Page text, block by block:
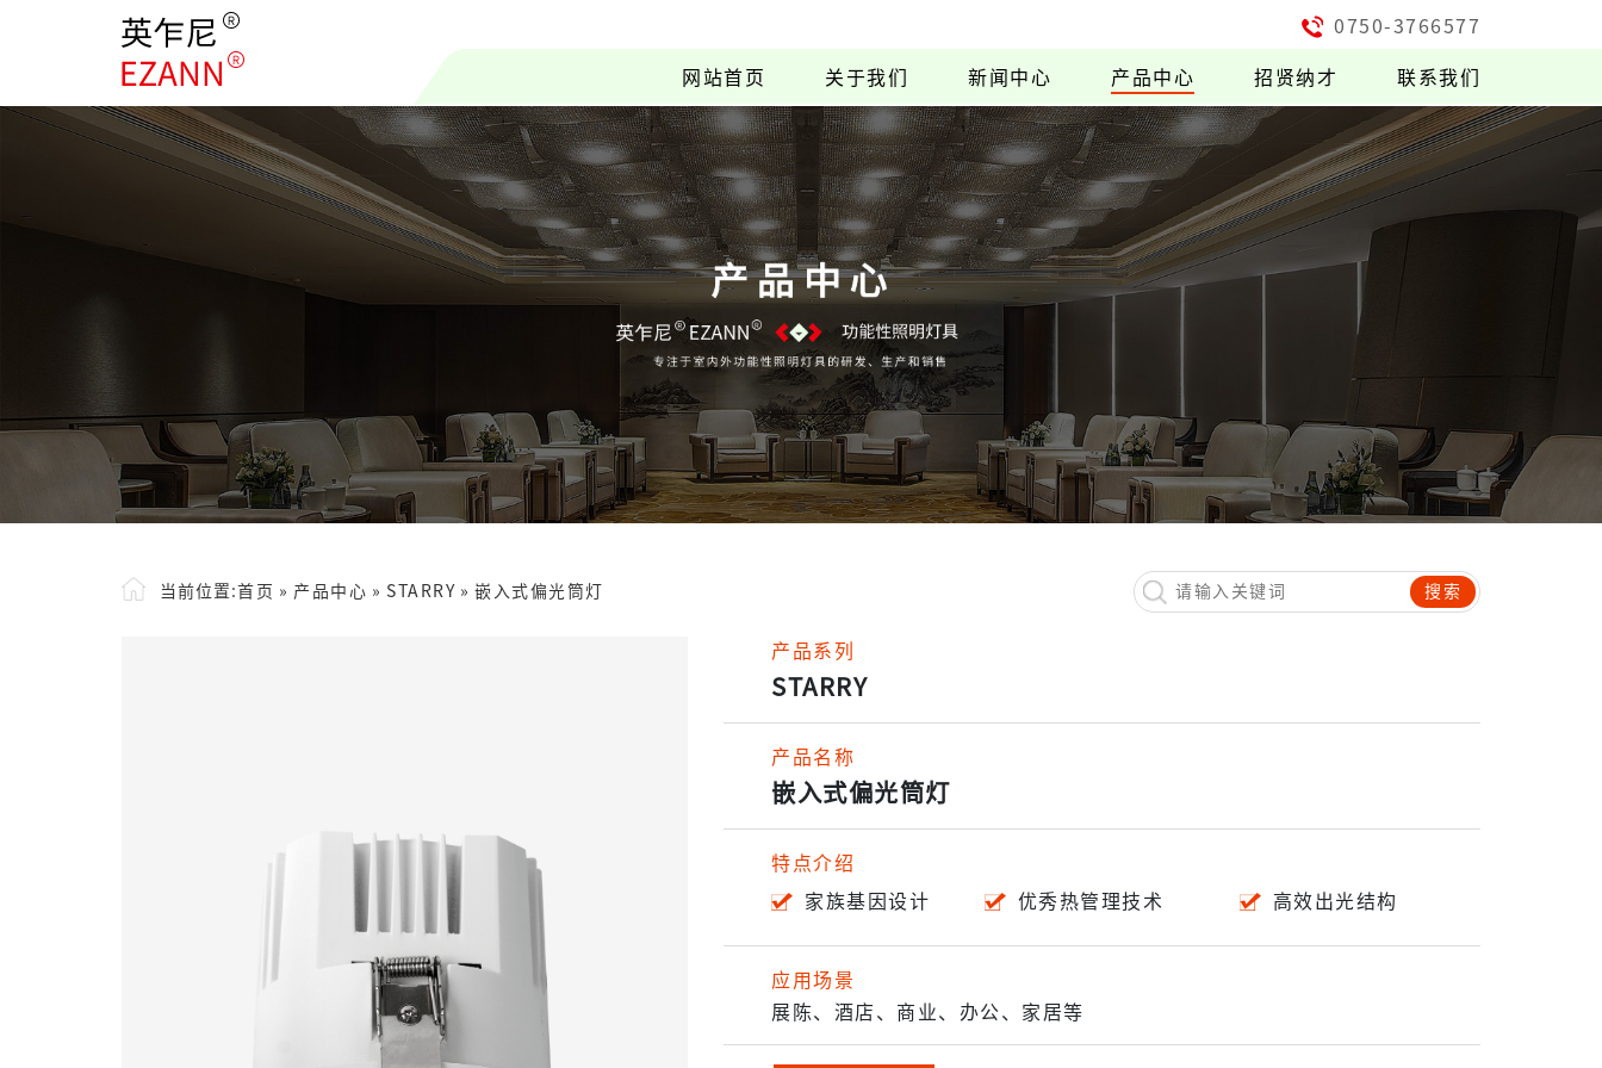
0750-3766577
网站首页 关于我们 新闻中心 产品中心 招贤纳才 联系我们
当前位置:首页 » 产品中心 » STARRY » 嵌入式偏光筒灯 搜索
产品系列
STARRY
产品名称
嵌入式偏光筒灯
特点介绍
家族基因设计
优秀热管理技术 高效出光结构
应用场景
展陈、酒店、商业、办公、家居等